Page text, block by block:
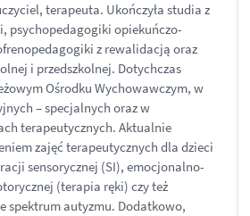
terapeuta. Ukończyła studia z
psychopedagogiki opiekuńczo-
z rewalidacją oraz
i przedszkolnej. Dotychczas
Ośrodku Wychowawczym, w
– specjalnych oraz w
terapeutycznych. Aktualnie
zajęć terapeutycznych dla dzieci
sensorycznej (SI), emocjonalno-
(terapia ręki) czy też
spektrum autyzmu. Dodatkowo,